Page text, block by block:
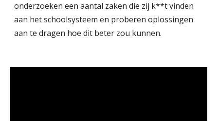
onderzoeken een aantal zaken die zij k**t vinden
aan het schoolsysteem en proberen oplossingen
aan te dragen hoe dit beter zou kunnen.